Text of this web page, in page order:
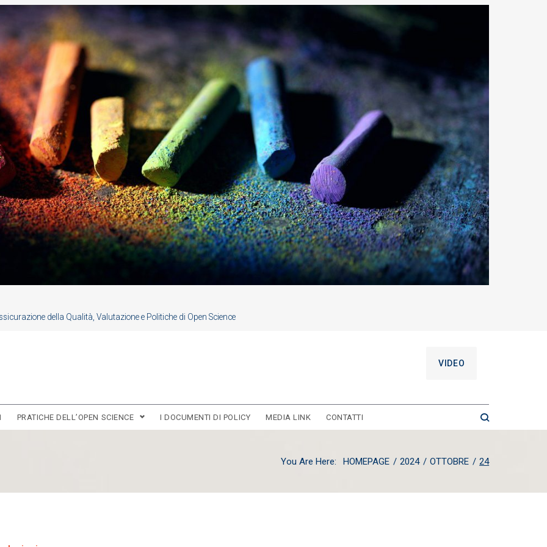
della Qualità, Valutazione e Politiche di Open Science
VIDEO
PRATICHE DELL’OPEN SCIENCE I DOCUMENTI DI POLICY MEDIA LINK CONTATTI
You Are Here: HOMEPAGE / 2024 / OTTOBRE / 24